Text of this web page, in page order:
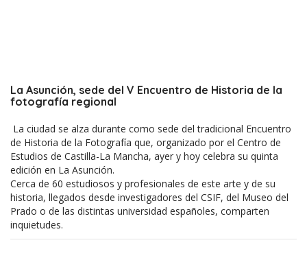
La Asunción, sede del V Encuentro de Historia de la
fotografía regional
La ciudad se alza durante como sede del tradicional Encuentro
de Historia de la Fotografía que, organizado por el Centro de
Estudios de Castilla-La Mancha, ayer y hoy celebra su quinta
edición en La Asunción.
Cerca de 60 estudiosos y profesionales de este arte y de su
historia, llegados desde investigadores del CSIF, del Museo del
Prado o de las distintas universidad españoles, comparten
inquietudes.